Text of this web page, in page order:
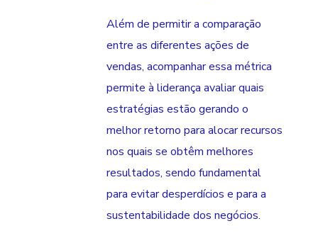
Além de permitir a comparação
entre as diferentes ações de
vendas, acompanhar essa métrica
permite à liderança avaliar quais
estratégias estão gerando o
melhor retorno para alocar recursos
nos quais se obtêm melhores
resultados, sendo fundamental
para evitar desperdícios e para a
sustentabilidade dos negócios.